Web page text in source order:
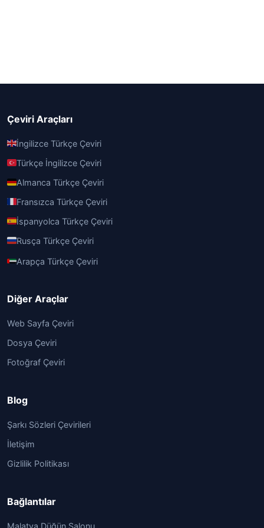
Çeviri Araçları
İngilizce Türkçe Çeviri
Türkçe İngilizce Çeviri
Almanca Türkçe Çeviri
Fransızca Türkçe Çeviri
İspanyolca Türkçe Çeviri
Rusça Türkçe Çeviri
Arapça Türkçe Çeviri
Diğer Araçlar
Web Sayfa Çeviri
Dosya Çeviri
Fotoğraf Çeviri
Blog
Şarkı Sözleri Çevirileri
İletişim
Gizlilik Politikası
Bağlantılar
Malatya Düğün Salonu